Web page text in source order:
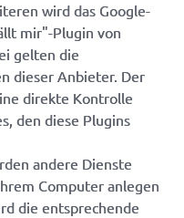
wird das Google-
mir"-Plugin von
gelten die
dieser Anbieter. Der
direkte Kontrolle
den diese Plugins
andere Dienste
Computer anlegen
die entsprechende